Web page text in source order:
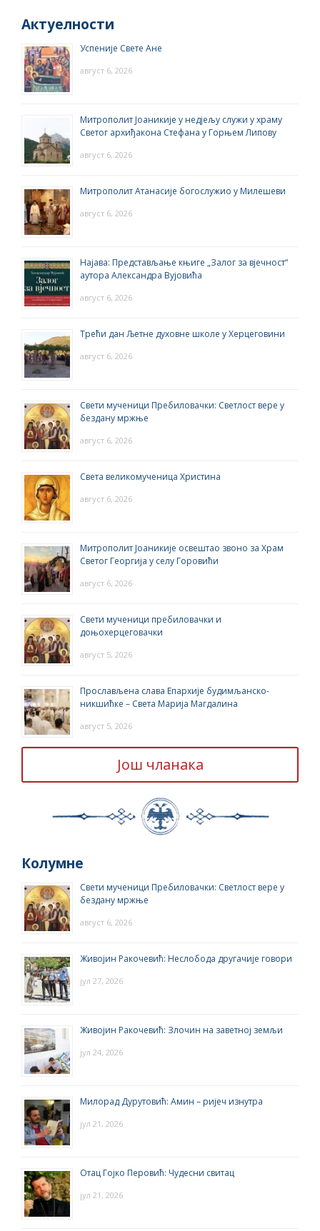
Актуелности
Успеније Свете Ане
август 6, 2026
Митрополит Јоаникије у недјељу служи у храму
Светог архиђакона Стефана у Горњем Липову
август 6, 2026
Митрополит Атанасије богослужио у Милешеви
август 6, 2026
Најава: Представљање књиге „Залог за вјечност“
аутора Александра Вујовића
август 6, 2026
Трећи дан Љетне духовне школе у Херцеговини
август 6, 2026
Свети мученици Пребиловачки: Светлост вере у
бездану мржње
август 6, 2026
Света великомученица Христина
август 6, 2026
Митрополит Јоаникије освештао звоно за Храм
Светог Георгија у селу Горовићи
август 6, 2026
Свети мученици пребиловачки и
доњохерцеговачки
август 5, 2026
Прослављена слава Епархије будимљанско-
никшићке – Света Марија Магдалина
август 5, 2026
Још чланака
Колумне
Свети мученици Пребиловачки: Светлост вере у
бездану мржње
август 6, 2026
Живојин Ракочевић: Неслобода другачије говори
јул 27, 2026
Живојин Ракочевић: Злочин на заветној земљи
јул 24, 2026
Милорад Дурутовић: Амин – ријеч изнутра
јул 21, 2026
Отац Гојко Перовић: Чудесни свитац
јул 21, 2026